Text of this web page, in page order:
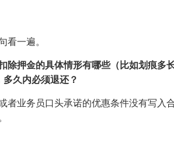
一遍。
除押金的具体情形有哪些（比如划痕多
久内必须退还？
业务员口头承诺的优惠条件没有写入